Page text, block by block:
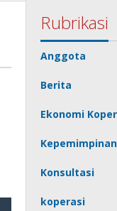
Rubrikasi
Anggota
Berita
Ekonomi
Kepemimpinan
Konsultasi
koperasi